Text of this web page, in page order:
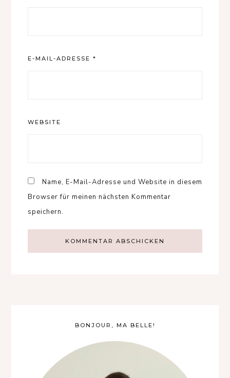
E-MAIL-ADRESSE *
WEBSITE
Name, E-Mail-Adresse und Website in diesem
Browser für meinen nächsten Kommentar
speichern.
BONJOUR, MA BELLE!